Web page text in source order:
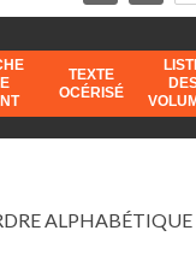
TEXTE
OCÉRISÉ
ALPHABÉTIQUE